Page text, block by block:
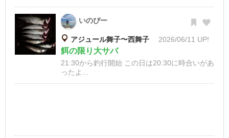
いのぴー
アジュール舞子〜西舞子 2026/06/11 UP!
餌の限り大サバ
21:30から釣行開始 この日は20:30に時合いがあ
ったよ...